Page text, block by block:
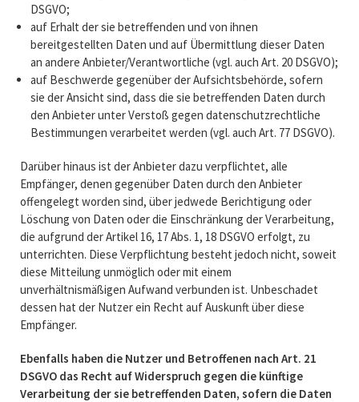
DSGVO;
auf Erhalt der sie betreffenden und von ihnen
bereitgestellten Daten und auf Übermittlung dieser Daten
an andere Anbieter/Verantwortliche (vgl. auch Art. 20 DSGVO);
auf Beschwerde gegenüber der Aufsichtsbehörde, sofern
sie der Ansicht sind, dass die sie betreffenden Daten durch
den Anbieter unter Verstoß gegen datenschutzrechtliche
Bestimmungen verarbeitet werden (vgl. auch Art. 77 DSGVO).
Darüber hinaus ist der Anbieter dazu verpflichtet, alle
Empfänger, denen gegenüber Daten durch den Anbieter
offengelegt worden sind, über jedwede Berichtigung oder
Löschung von Daten oder die Einschränkung der Verarbeitung,
die aufgrund der Artikel 16, 17 Abs. 1, 18 DSGVO erfolgt, zu
unterrichten. Diese Verpflichtung besteht jedoch nicht, soweit
diese Mitteilung unmöglich oder mit einem
unverhältnismäßigen Aufwand verbunden ist. Unbeschadet
dessen hat der Nutzer ein Recht auf Auskunft über diese
Empfänger.
Ebenfalls haben die Nutzer und Betroffenen nach Art. 21
DSGVO das Recht auf Widerspruch gegen die künftige
Verarbeitung der sie betreffenden Daten, sofern die Daten